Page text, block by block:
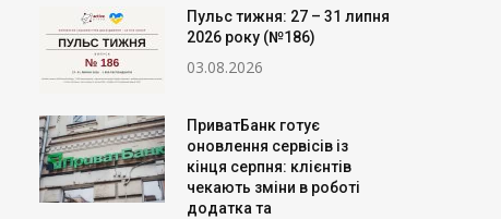
Пульс тижня: 27 – 31 липня
2026 року (№186)
03.08.2026
ПриватБанк готує
оновлення сервісів із
кінця серпня: клієнтів
чекають зміни в роботі
додатка та